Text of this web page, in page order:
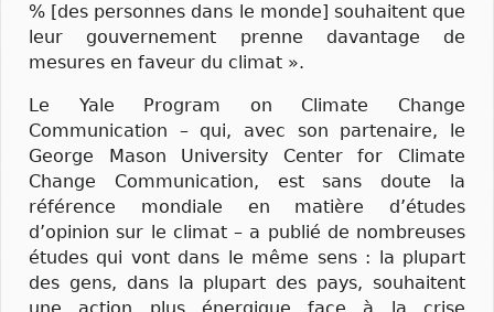
% [des personnes dans le monde] souhaitent que
leur gouvernement prenne davantage de
mesures en faveur du climat ».
Le Yale Program on Climate Change
Communication – qui, avec son partenaire, le
George Mason University Center for Climate
Change Communication, est sans doute la
référence mondiale en matière d’études
d’opinion sur le climat – a publié de nombreuses
études qui vont dans le même sens : la plupart
des gens, dans la plupart des pays, souhaitent